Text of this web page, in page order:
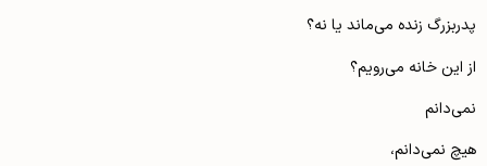
پدربزرگ زنده می‌ماند یا نه؟
از این خانه می‌رویم؟
نمی‌دانم
هیچ نمی‌دانم،